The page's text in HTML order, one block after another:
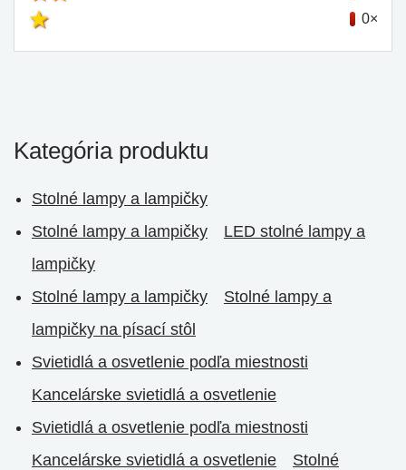
0×
Kategória produktu
Stolné lampy a lampičky
Stolné lampy a lampičky
LED stolné lampy a
lampičky
Stolné lampy a lampičky
Stolné lampy a
lampičky na písací stôl
Svietidlá a osvetlenie podľa miestnosti
Kancelárske svietidlá a osvetlenie
Svietidlá a osvetlenie podľa miestnosti
Kancelárske svietidlá a osvetlenie
Stolné